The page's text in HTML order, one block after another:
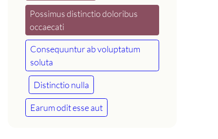
Possimus distinctio doloribus
occaecati
Consequuntur ab voluptatum
soluta
Distinctio nulla
Earum odit esse aut